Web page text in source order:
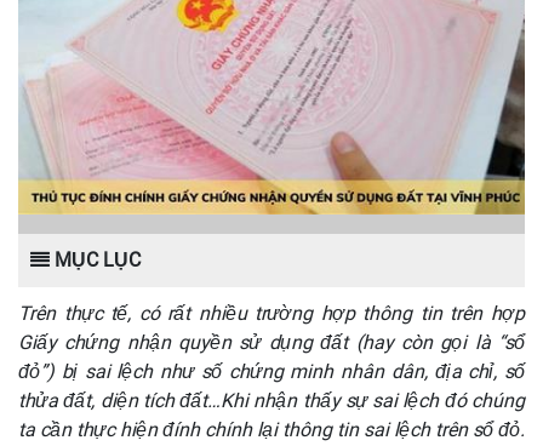
MỤC LỤC
Trên thực tế, có rất nhiều trường hợp thông tin trên hợp
Giấy chứng nhận quyền sử dụng đất (hay còn gọi là “sổ
đỏ”) bị sai lệch như số chứng minh nhân dân, địa chỉ, số
thửa đất, diện tích đất…Khi nhận thấy sự sai lệch đó chúng
ta cần thực hiện đính chính lại thông tin sai lệch trên sổ đỏ.